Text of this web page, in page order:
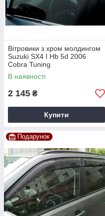
Вітровики з хром молдингом
Suzuki SХ4 I Hb 5d 2006
Cobra Tuning
В наявності
2 145 ₴
Купити
Подарунок